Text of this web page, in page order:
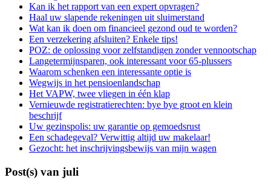
Kan ik het rapport van een expert opvragen?
Haal uw slapende rekeningen uit sluimerstand
Wat kan ik doen om financieel gezond oud te worden?
Een verzekering afsluiten? Enkele tips!
POZ: de oplossing voor zelfstandigen zonder vennootschap
Langetermijnsparen, ook interessant voor 65-plussers
Waarom schenken een interessante optie is
Wegwijs in het pensioenlandschap
Het VAPW, twee vliegen in één klap
Vernieuwde registratierechten: bye bye groot en klein
beschrijf
Uw gezinspolis: uw garantie op gemoedsrust
Een schadegeval? Verwittig altijd uw makelaar!
Gezocht: het inschrijvingsbewijs van mijn wagen
Post(s) van juli